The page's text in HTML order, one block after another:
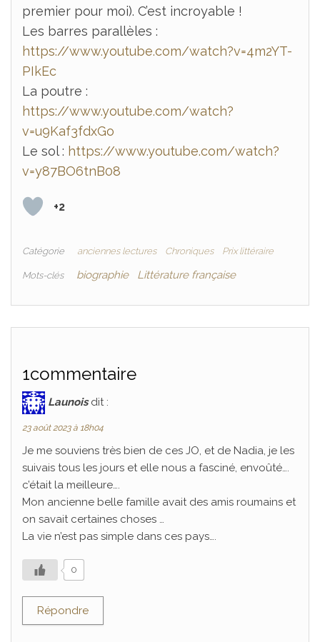
premier pour moi). C’est incroyable !
Les barres parallèles :
https://www.youtube.com/watch?v=4m2YT-
PIkEc
La poutre :
https://www.youtube.com/watch?
v=u9Kaf3fdxGo
Le sol : https://www.youtube.com/watch?
v=y87BO6tnB08
+2
Catégorie anciennes lectures Chroniques Prix littéraire
Mots-clés biographie Littérature française
1commentaire
Launois dit :
23 août 2023 à 18h04
Je me souviens très bien de ces JO, et de Nadia, je les
suivais tous les jours et elle nous a fasciné, envoûté….
c’était la meilleure….
Mon ancienne belle famille avait des amis roumains et
on savait certaines choses …
La vie n’est pas simple dans ces pays….
0
Répondre